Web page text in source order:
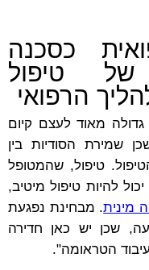
כסכנה
של טיפול
הרפואי
מאוד לעצם קיום
שמירת הסודיות בין
טיפול, שהמטופל
להיות טיפול מיטיב,
מינית. מבחינת נפגעת
שכן יש כאן חדירה
הטראומה".